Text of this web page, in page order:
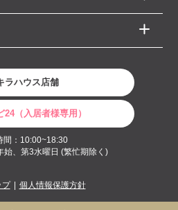
ラハウス店舗
24（入居者様専用）
間：10:00~18:30
、第3水曜日 (繁忙期除く)
プ 個人情報保護方針